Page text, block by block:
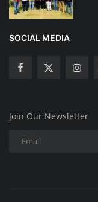
SOCIAL MEDIA
Join Our Newsletter